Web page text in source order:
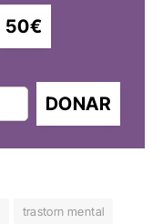
50€
DONAR
trastorn mental